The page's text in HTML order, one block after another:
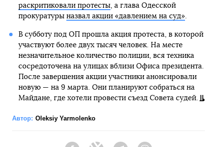
раскритиковали протесты, а глава Одесской
прокуратуры назвал акции «давлением на суд».
В субботу под ОП прошла акция протеста, в которой
участвуют более двух тысяч человек. На месте
незначительное количество полиции, вся техника
сосредоточена на улицах вблизи Офиса президента.
После завершения акции участники анонсировали
новую — на 9 марта. Они планируют собраться на
Майдане, где хотели провести съезд Совета судей.
Автор: Oleksiy Yarmolenko